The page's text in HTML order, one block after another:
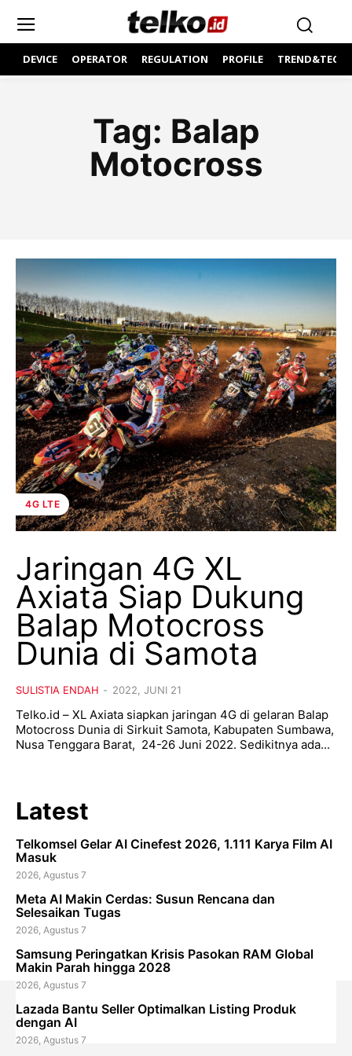
DEVICE OPERATOR REGULATION PROFILE
Tag: Balap
Motocross
4G LTE
Jaringan 4G XL
Axiata Siap Dukung
Balap Motocross
Dunia di Samota
SULISTIA ENDAH - 2022, JUNI 21
Telko.id – XL Axiata siapkan jaringan 4G di gelaran Balap
Motocross Dunia di Sirkuit Samota, Kabupaten Sumbawa,
Nusa Tenggara Barat, 24-26 Juni 2022. Sedikitnya ada...
Latest
Telkomsel Gelar AI Cinefest 2026, 1.111 Karya Film AI
Masuk
2026, Agustus 7
Meta AI Makin Cerdas: Susun Rencana dan
Selesaikan Tugas
2026, Agustus 7
Samsung Peringatkan Krisis Pasokan RAM Global
Makin Parah hingga 2028
2026, Agustus 7
Lazada Bantu Seller Optimalkan Listing Produk
dengan AI
2026, Agustus 7